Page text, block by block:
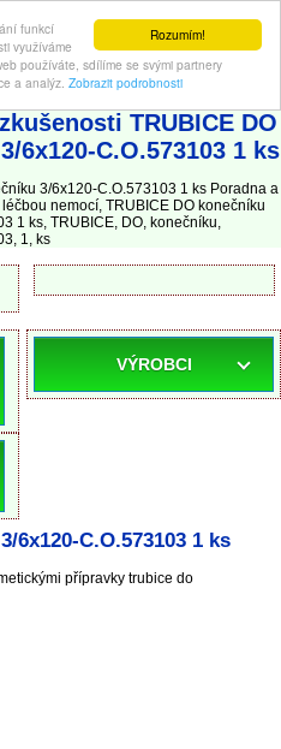
Rozumím!
funkcí
využíváme
používáte, sdílíme se svými partnery
a analýz. Zobrazit podrobnosti
s léky a léčbou nemocí
TRUBICE DO
6x120-C.O.573103 1 ks
3/6x120-C.O.573103 1 ks Poradna a
nemocí, TRUBICE DO konečníku
1 ks, TRUBICE, DO, konečníku,
1, ks
VÝROBCI
6x120-C.O.573103 1 ks
přípravky trubice do